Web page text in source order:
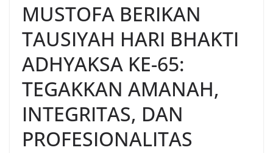
MUSTOFA BERIKAN
TAUSIYAH HARI BHAKTI
ADHYAKSA KE-65:
TEGAKKAN AMANAH,
INTEGRITAS, DAN
PROFESIONALITAS